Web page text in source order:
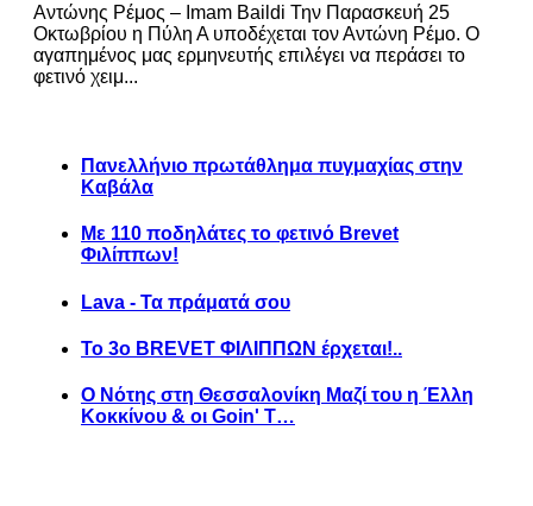
Αντώνης Ρέμος – Imam Baildi Την Παρασκευή 25
Οκτωβρίου η Πύλη Α υποδέχεται τον Αντώνη Ρέμο. Ο
αγαπημένος μας ερμηνευτής επιλέγει να περάσει το
φετινό χειμ...
Πανελλήνιο πρωτάθλημα πυγμαχίας στην
Καβάλα
Με 110 ποδηλάτες το φετινό Brevet
Φιλίππων!
Lava - Τα πράματά σου
Το 3ο BREVET ΦΙΛΙΠΠΩΝ έρχεται!..
Ο Νότης στη Θεσσαλονίκη Μαζί του η Έλλη
Κοκκίνου & οι Goin' T…